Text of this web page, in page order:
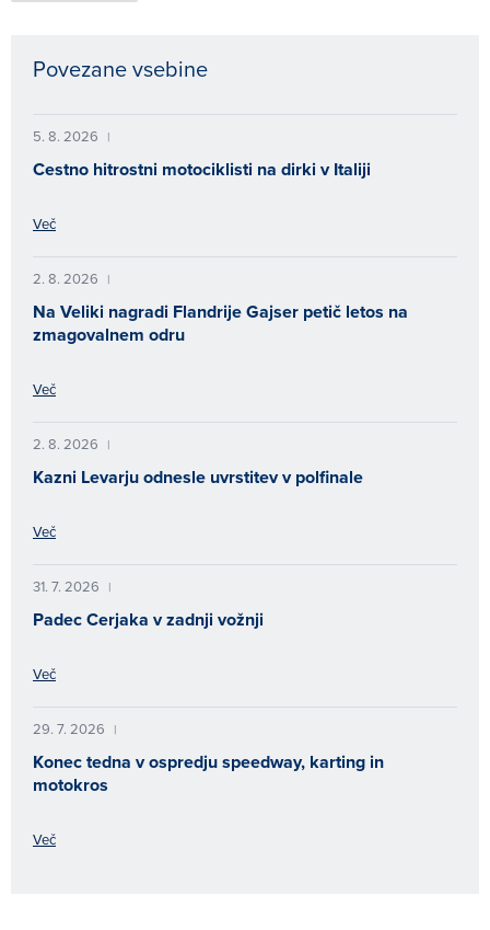
Povezane vsebine
5. 8. 2026 |
Cestno hitrostni motociklisti na dirki v Italiji
Več
2. 8. 2026 |
Na Veliki nagradi Flandrije Gajser petič letos na
zmagovalnem odru
Več
2. 8. 2026 |
Kazni Levarju odnesle uvrstitev v polfinale
Več
31. 7. 2026 |
Padec Cerjaka v zadnji vožnji
Več
29. 7. 2026 |
Konec tedna v ospredju speedway, karting in
motokros
Več